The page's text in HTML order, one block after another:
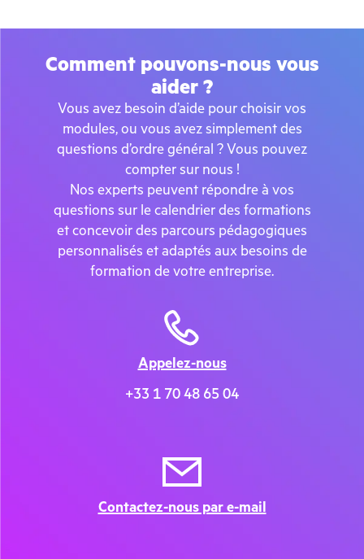
Comment pouvons-nous vous
aider ?
Vous avez besoin d’aide pour choisir vos
modules, ou vous avez simplement des
questions d’ordre général ? Vous pouvez
compter sur nous !
Nos experts peuvent répondre à vos
questions sur le calendrier des formations
et concevoir des parcours pédagogiques
personnalisés et adaptés aux besoins de
formation de votre entreprise.
Appelez-nous
+33 1 70 48 65 04
Contactez-nous par e-mail